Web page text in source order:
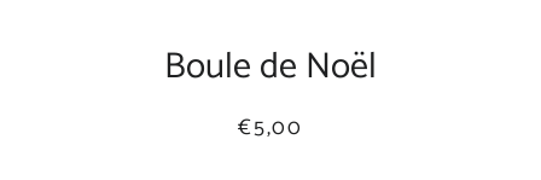
Boule de Noël
Prix
Prix
€5,00